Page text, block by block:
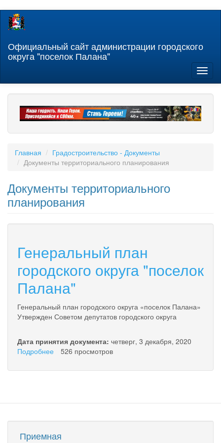
Перейти
содержанию
Официальный сайт администрации городского
округа "поселок Палана"
Главная
Градостроительство - Документы
Документы территориального планирования
Документы территориального
планирования
Генеральный план
городского округа "поселок
Палана"
Генеральный план городского округа «поселок Палана»
Утвержден Советом депутатов городского округа
Дата принятия документа: четверг, 3 декабря, 2020
Подробнее
план
526 просмотров
Приемная